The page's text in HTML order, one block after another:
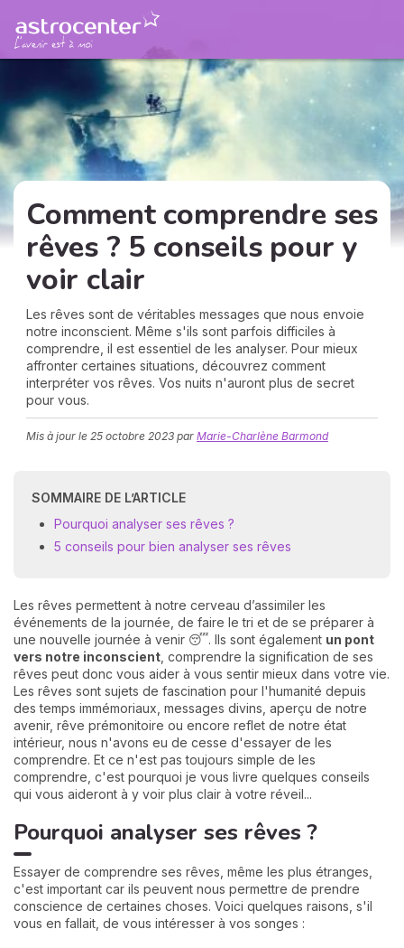
Comment comprendre ses
rêves ? 5 conseils pour y
voir clair
Les rêves sont de véritables messages que nous envoie
notre inconscient. Même s'ils sont parfois difficiles à
comprendre, il est essentiel de les analyser. Pour mieux
affronter certaines situations, découvrez comment
interpréter vos rêves. Vos nuits n'auront plus de secret
pour vous.
Mis à jour le 25 octobre 2023 par Marie-Charlène Barmond
SOMMAIRE DE L’ARTICLE
Pourquoi analyser ses rêves ?
5 conseils pour bien analyser ses rêves
Les rêves permettent à notre cerveau d’assimiler les
événements de la journée, de faire le tri et de se préparer à
une nouvelle journée à venir 😴. Ils sont également un pont
vers notre inconscient , comprendre la signification de ses
rêves peut donc vous aider à vous sentir mieux dans votre vie.
Les rêves sont sujets de fascination pour l'humanité depuis
des temps immémoriaux, messages divins, aperçu de notre
avenir, rêve prémonitoire ou encore reflet de notre état
intérieur, nous n'avons eu de cesse d'essayer de les
comprendre. Et ce n'est pas toujours simple de les
comprendre, c'est pourquoi je vous livre quelques conseils
qui vous aideront à y voir plus clair à votre réveil...
Pourquoi analyser ses rêves ?
Essayer de comprendre ses rêves, même les plus étranges,
c'est important car ils peuvent nous permettre de prendre
conscience de certaines choses. Voici quelques raisons, s'il
vous en fallait, de vous intéresser à vos songes :